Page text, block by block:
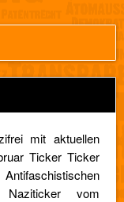
mit aktuellen
Ticker Ticker
Naziticker vom